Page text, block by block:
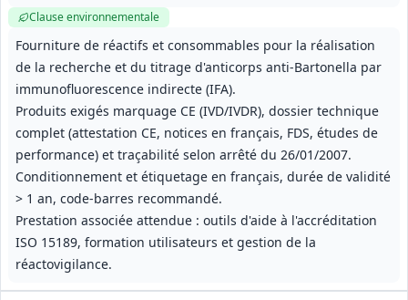
Fourniture de réactifs et consommables pour la réalisation
de la recherche et du titrage d'anticorps anti‑Bartonella par
immunofluorescence indirecte (IFA).
Produits exigés marquage CE (IVD/IVDR), dossier technique
complet (attestation CE, notices en français, FDS, études de
performance) et traçabilité selon arrêté du 26/01/2007.
Conditionnement et étiquetage en français, durée de validité
> 1 an, code‑barres recommandé.
Prestation associée attendue : outils d'aide à l'accréditation
ISO 15189, formation utilisateurs et gestion de la
réactovigilance.
Clause environnementale